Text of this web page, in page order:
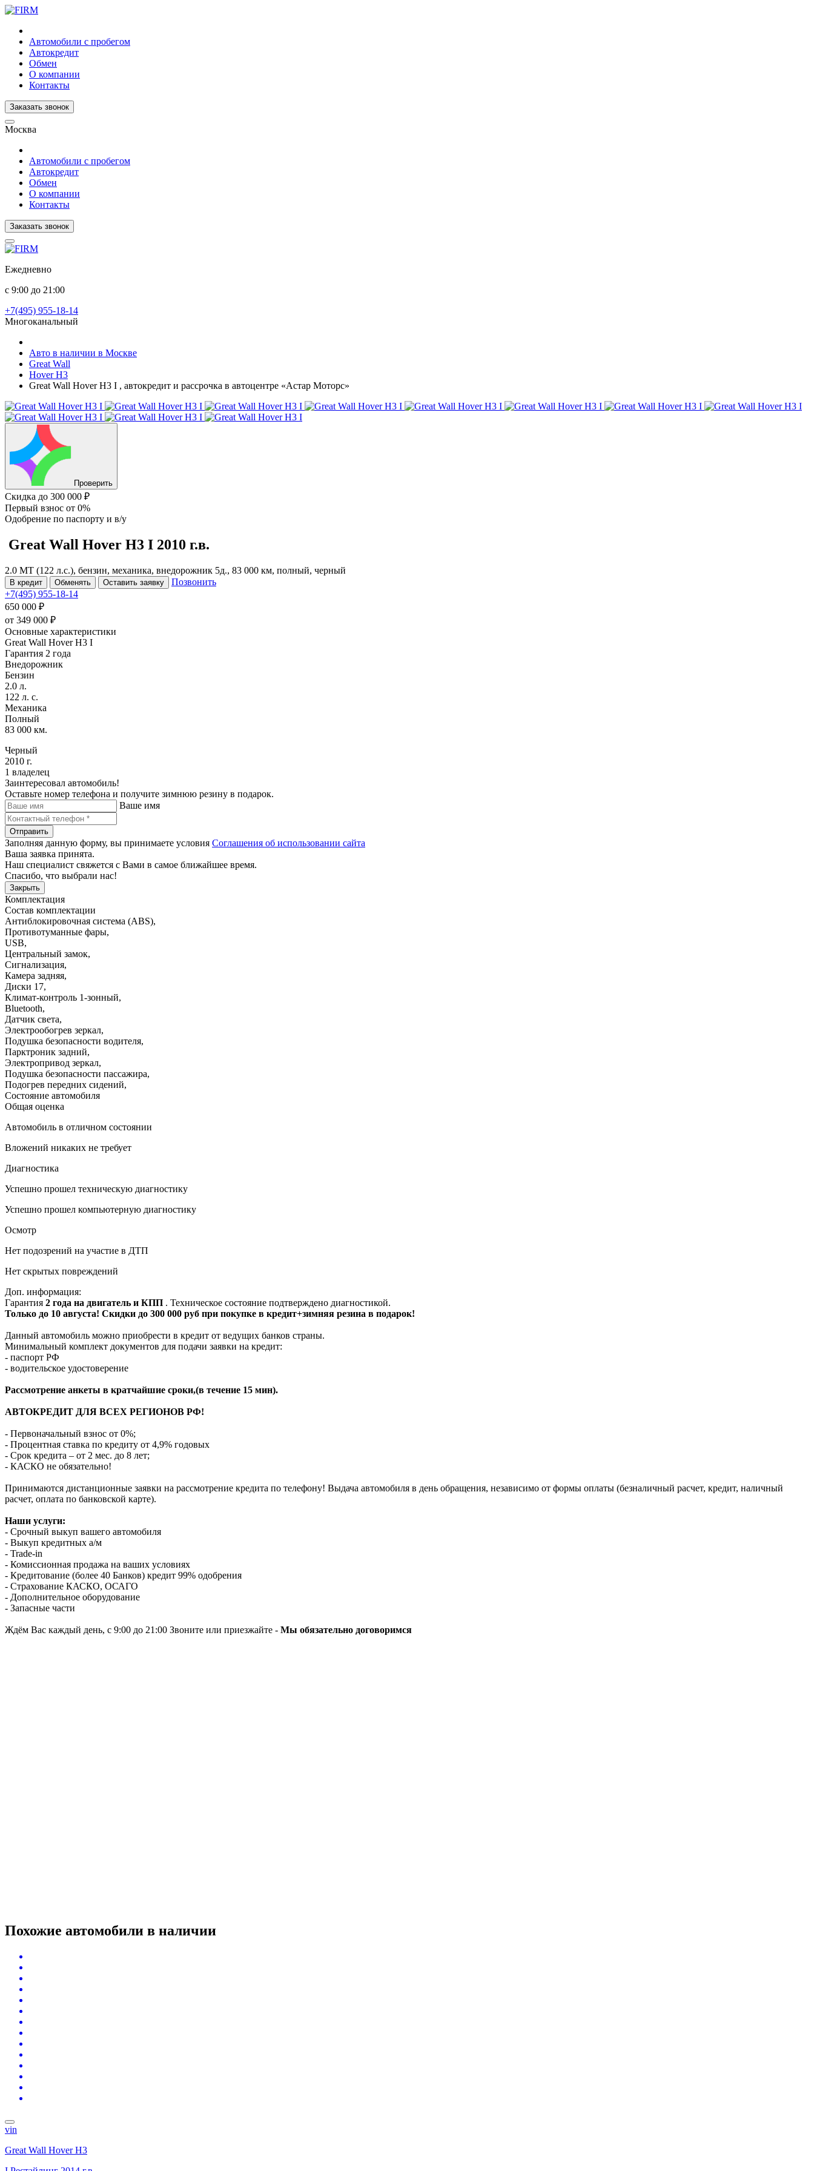
Автомобили с пробегом
Автокредит
Обмен
О компании
Контакты
Заказать звонок
Москва
Автомобили с пробегом
Автокредит
Обмен
О компании
Контакты
Заказать звонок
Ежедневно
с 9:00 до 21:00
+7(495) 955-18-14
Многоканальный
Авто в наличии в Москве
Great Wall
Hover H3
Great Wall Hover H3 I , автокредит и рассрочка в автоцентре «Астар Моторс»
Проверить
Скидка до 300 000 ₽
Первый взнос от 0%
Одобрение по паспорту и в/у
Great Wall Hover H3 I 2010 г.в.
2.0 MT (122 л.с.), бензин, механика, внедорожник 5д., 83 000 км, полный, черный
В кредит Обменять Оставить заявку
Позвонить
+7(495) 955-18-14
650 000 ₽
от 349 000 ₽
Основные характеристики
Great Wall Hover H3 I
Гарантия 2 года
Внедорожник
Бензин
2.0 л.
122 л. с.
Механика
Полный
83 000 км.
Черный
2010 г.
1 владелец
Заинтересовал автомобиль!
Оставьте номер телефона и получите зимнюю резину в подарок.
Ваше имя
Отправить
Заполняя данную форму, вы принимаете условия Соглашения об использовании сайта
Ваша заявка принята.
Наш специалист свяжется с Вами в самое ближайшее время.
Спасибо, что выбрали нас!
Закрыть
Комплектация
Состав комплектации
Антиблокировочная система (ABS),
Противотуманные фары,
USB,
Центральный замок,
Сигнализация,
Камера задняя,
Диски 17,
Климат-контроль 1-зонный,
Bluetooth,
Датчик света,
Электрообогрев зеркал,
Подушка безопасности водителя,
Парктроник задний,
Электропривод зеркал,
Подушка безопасности пассажира,
Подогрев передних сидений,
Состояние автомобиля
Общая оценка
Автомобиль в отличном состоянии
Вложений никаких не требует
Диагностика
Успешно прошел техническую диагностику
Успешно прошел компьютерную диагностику
Осмотр
Нет подозрений на участие в ДТП
Нет скрытых повреждений
Доп. информация:
Гарантия 2 года на двигатель и КПП . Техническое состояние подтверждено диагностикой.
Только до 10 августа! Скидки до 300 000 руб при покупке в кредит+зимняя резина в подарок!
Данный автомобиль можно приобрести в кредит от ведущих банков страны.
Минимальный комплект документов для подачи заявки на кредит:
- паспорт РФ
- водительское удостоверение
Рассмотрение анкеты в кратчайшие сроки,(в течение 15 мин).
АВТОКРЕДИТ ДЛЯ ВСЕХ РЕГИОНОВ РФ!
- Первоначальный взнос от 0%;
- Процентная ставка по кредиту от 4,9% годовых
- Срок кредита – от 2 мес. до 8 лет;
- КАСКО не обязательно!
Принимаются дистанционные заявки на рассмотрение кредита по телефону! Выдача автомобиля в день обращения, независимо от формы оплаты (безналичный расчет, кредит, наличный
расчет, оплата по банковской карте).
Наши услуги:
- Срочный выкуп вашего автомобиля
- Выкуп кредитных а/м
- Trade-in
- Комиссионная продажа на ваших условиях
- Кредитование (более 40 Банков) кредит 99% одобрения
- Страхование КАСКО, ОСАГО
- Дополнительное оборудование
- Запасные части
Ждём Вас каждый день, с 9:00 до 21:00 Звоните или приезжайте - Мы обязательно договоримся
Похожие автомобили в наличии
vin
Great Wall Hover H3